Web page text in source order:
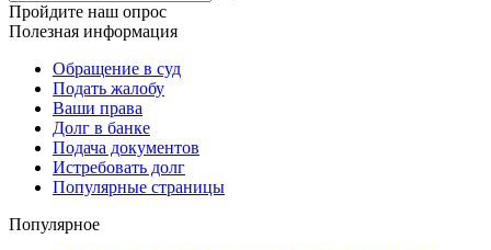
Пройдите наш опрос
Полезная информация
Обращение в суд
Подать жалобу
Ваши права
Долг в банке
Подача документов
Истребовать долг
Популярные страницы
Популярное